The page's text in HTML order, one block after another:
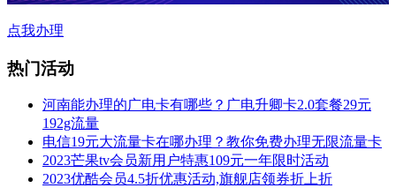
点我办理
热门活动
河南能办理的广电卡有哪些？广电升卿卡2.0套餐29元
192g流量
电信19元大流量卡在哪办理？教你免费办理无限流量卡
2023芒果tv会员新用户特惠109元一年限时活动
2023优酷会员4.5折优惠活动,旗舰店领券折上折